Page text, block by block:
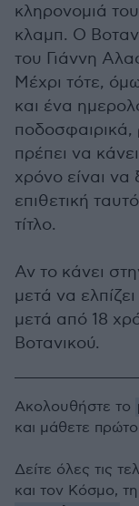
κληρονομιά
κλαμπ. Ο
του Γιάννη
Μέχρι τότε,
και ένα
ποδοσφαιρικά,
πρέπει να
χρόνο είναι να
επιθετική
τίτλο.
Αν το κάνει
μετά να
μετά από 18
Βοτανικού.
Ακολουθήστε το
και μάθετε
Δείτε όλες τις
και τον Κόσμο,